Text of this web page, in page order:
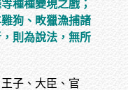
種種變現之戲；
狗、畋獵漁捕諸
則為說法，無所
子、大臣、官